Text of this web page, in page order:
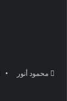
محمود أنور